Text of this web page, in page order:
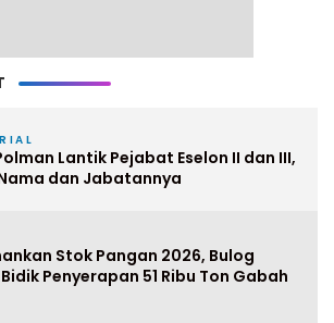
Lantik Pejabat Eselon II dan III,
dan Jabatannya
Stok Pangan 2026, Bulog
Penyerapan 51 Ribu Ton Gabah